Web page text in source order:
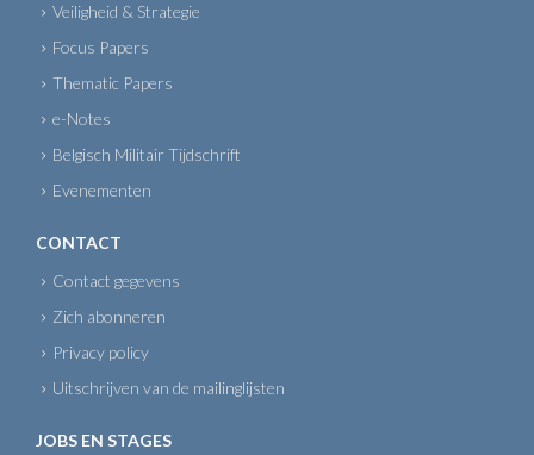
Veiligheid & Strategie
Focus Papers
Thematic Papers
e-Notes
Belgisch Militair Tijdschrift
Evenementen
CONTACT
Contact gegevens
Zich abonneren
Privacy policy
Uitschrijven van de mailinglijsten
JOBS EN STAGES